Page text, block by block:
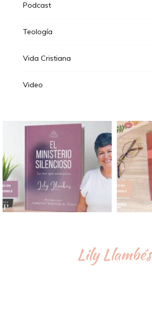
Podcast
Teología
Vida Cristiana
Video
Lily Llambés